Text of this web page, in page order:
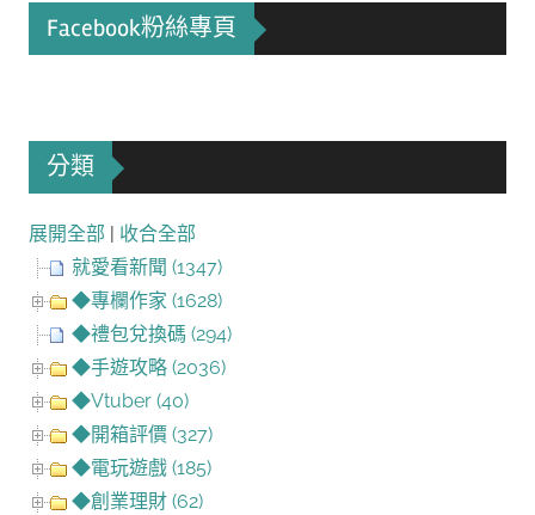
Facebook粉絲專頁
分類
展開全部 | 收合全部
就愛看新聞 (1347)
◆專欄作家 (1628)
◆禮包兌換碼 (294)
◆手遊攻略 (2036)
◆Vtuber (40)
◆開箱評價 (327)
◆電玩遊戲 (185)
◆創業理財 (62)